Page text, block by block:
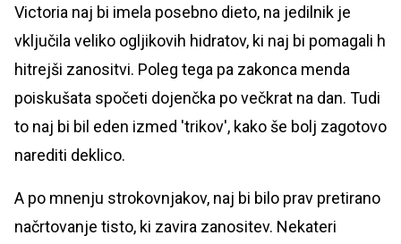
Victoria naj bi imela posebno dieto, na jedilnik je
vključila veliko ogljikovih hidratov, ki naj bi pomagali h
hitrejši zanositvi. Poleg tega pa zakonca menda
poiskušata spočeti dojenčka po večkrat na dan. Tudi
to naj bi bil eden izmed 'trikov', kako še bolj zagotovo
narediti deklico.
A po mnenju strokovnjakov, naj bi bilo prav pretirano
načrtovanje tisto, ki zavira zanositev. Nekateri